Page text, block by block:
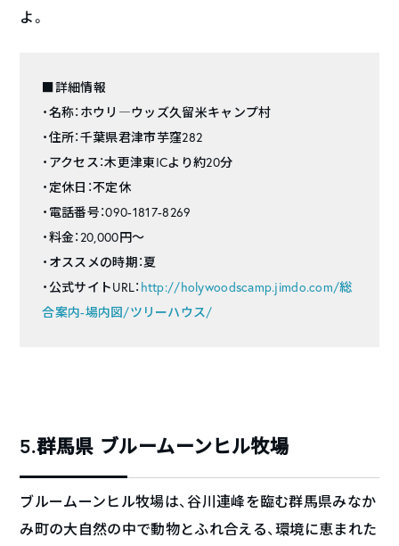
よ。
■詳細情報
・名称：ホウリ―ウッズ久留米キャンプ村
・住所：千葉県君津市芋窪282
・アクセス：木更津東ICより約20分
・定休日：不定休
・電話番号：090-1817-8269
・料金：20,000円～
・オススメの時期：夏
・公式サイトURL： http://holywoodscamp.jimdo.com/総
合案内-場内図/ツリーハウス/
5.群馬県 ブルームーンヒル牧場
ブルームーンヒル牧場は、谷川連峰を臨む群馬県みなか
み町の大自然の中で動物とふれ合える、環境に恵まれた